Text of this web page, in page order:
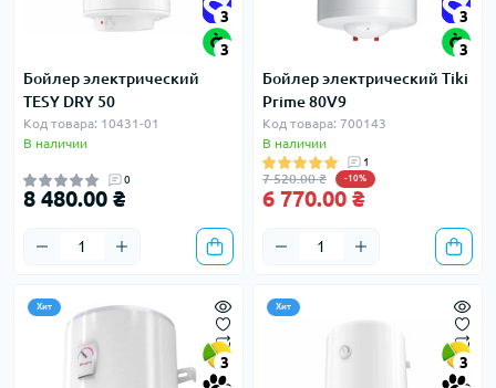
3
3
Бойлер электрический
TESY DRY 50
Код товара: 10431-01
В наличии
0
8 480.00 ₴
3
3
Бойлер электрический Tiki
Prime 80V9
Код товара: 700143
В наличии
1
7 520.00 ₴ -10%
6 770.00 ₴
Хит
3
Хит
3